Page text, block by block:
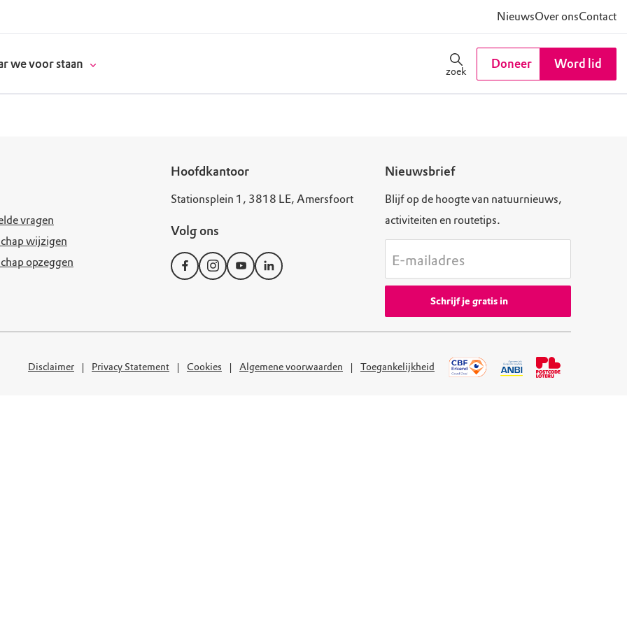
NieuwsOver onsContact
we voor staan
zoek
Doneer Word lid
vragen
wijzigen
opzeggen
Hoofdkantoor
Stationsplein 1, 3818 LE, Amersfoort
Volg ons
Nieuwsbrief
Blijf op de hoogte van natuurnieuws,
activiteiten en routetips.
E-mailadres
Schrijf je gratis in
Disclaimer Privacy Statement Cookies Algemene voorwaarden Toegankelijkheid